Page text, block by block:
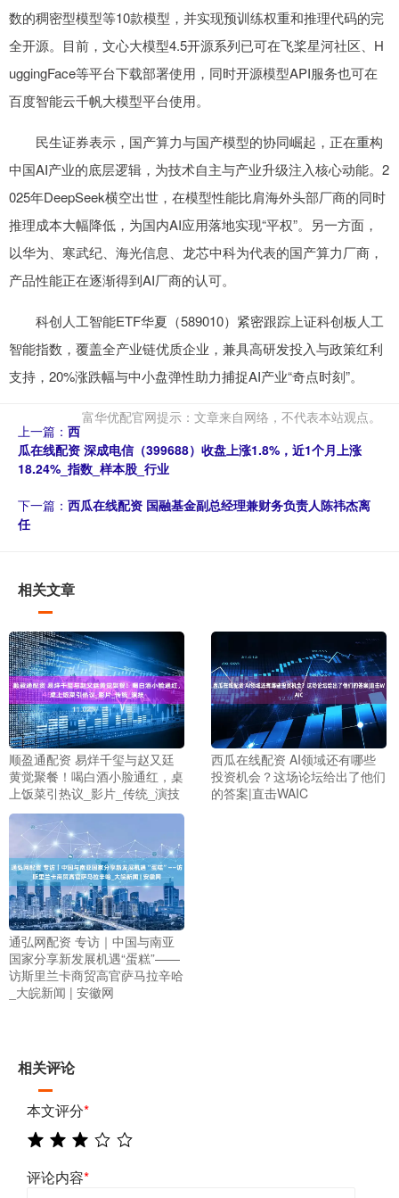
数的稠密型模型等10款模型，并实现预训练权重和推理代码的完
全开源。目前，文心大模型4.5开源系列已可在飞桨星河社区、H
uggingFace等平台下载部署使用，同时开源模型API服务也可在
百度智能云千帆大模型平台使用。
民生证券表示，国产算力与国产模型的协同崛起，正在重构
中国AI产业的底层逻辑，为技术自主与产业升级注入核心动能。2
025年DeepSeek横空出世，在模型性能比肩海外头部厂商的同时
推理成本大幅降低，为国内AI应用落地实现“平权”。另一方面，
以华为、寒武纪、海光信息、龙芯中科为代表的国产算力厂商，
产品性能正在逐渐得到AI厂商的认可。
科创人工智能ETF华夏（589010）紧密跟踪上证科创板人工
智能指数，覆盖全产业链优质企业，兼具高研发投入与政策红利
支持，20%涨跌幅与中小盘弹性助力捕捉AI产业“奇点时刻”。
富华优配官网提示：文章来自网络，不代表本站观点。
上一篇： 西
瓜在线配资 深成电信（399688）收盘上涨1.8%，近1个月上涨
18.24%_指数_样本股_行业
下一篇： 西瓜在线配资 国融基金副总经理兼财务负责人陈祎杰离
任
相关文章
顺盈通配资 易烊千玺与赵又廷
黄觉聚餐！喝白酒小脸通红，桌
上饭菜引热议_影片_传统_演技
西瓜在线配资 AI领域还有哪些
投资机会？这场论坛给出了他们
的答案|直击WAIC
通弘网配资 专访｜中国与南亚
国家分享新发展机遇“蛋糕”——
访斯里兰卡商贸高官萨马拉辛哈
_大皖新闻 | 安徽网
相关评论
本文评分*
评论内容*